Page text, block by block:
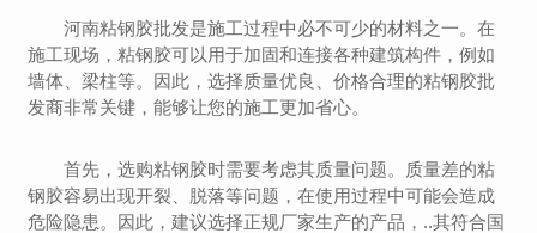
河南粘钢胶批发是施工过程中必不可少的材料之一。在
施工现场，粘钢胶可以用于加固和连接各种建筑构件，例如
墙体、梁柱等。因此，选择质量优良、价格合理的粘钢胶批
发商非常关键，能够让您的施工更加省心。
首先，选购粘钢胶时需要考虑其质量问题。质量差的粘
钢胶容易出现开裂、脱落等问题，在使用过程中可能会造成
危险隐患。因此，建议选择正规厂家生产的产品，..其符合国